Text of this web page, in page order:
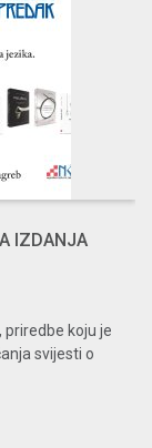
IZDANJA
koju je
svijesti o